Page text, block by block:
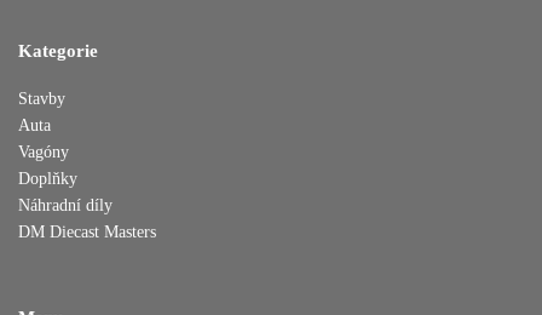
Kategorie
Stavby
Auta
Vagóny
Doplňky
Náhradní díly
DM Diecast Masters